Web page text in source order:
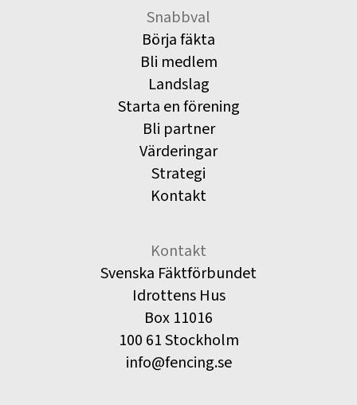
Snabbval
Börja fäkta
Bli medlem
Landslag
Starta en förening
Bli partner
Värderingar
Strategi
Kontakt
Kontakt
Svenska Fäktförbundet
Idrottens Hus
Box 11016
100 61 Stockholm
info@fencing.se